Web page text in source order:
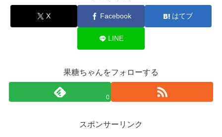
X Facebook はてブ
LINE
果糖ちゃんをフォローする
0
スポンサーリンク